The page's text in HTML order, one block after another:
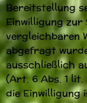
Bereitstellung
Einwilligung zur
vergleichbaren
abgefragt
ausschließlich
(Art. 6 Abs. 1 lit.
die